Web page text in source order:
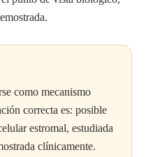
como mecanismo
correcta es: posible
estromal, estudiada
clínicamente.